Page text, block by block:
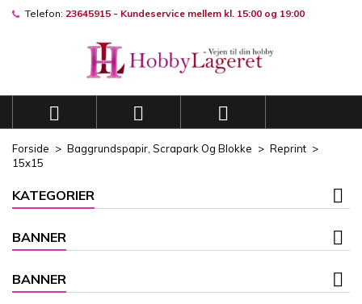
Telefon: 23645915 - Kundeservice mellem kl. 15:00 og 19:00
  
Forside Baggrundspapir, Scrapark Og Blokke
Reprint
15x15
KATEGORIER
BANNER
BANNER
Opret en ny liste
((confirmMessage))
((cancelText)) ((modalDeleteText))
((cancelText)) ((createText))
Du skal være logget på for at gemme produkter på din